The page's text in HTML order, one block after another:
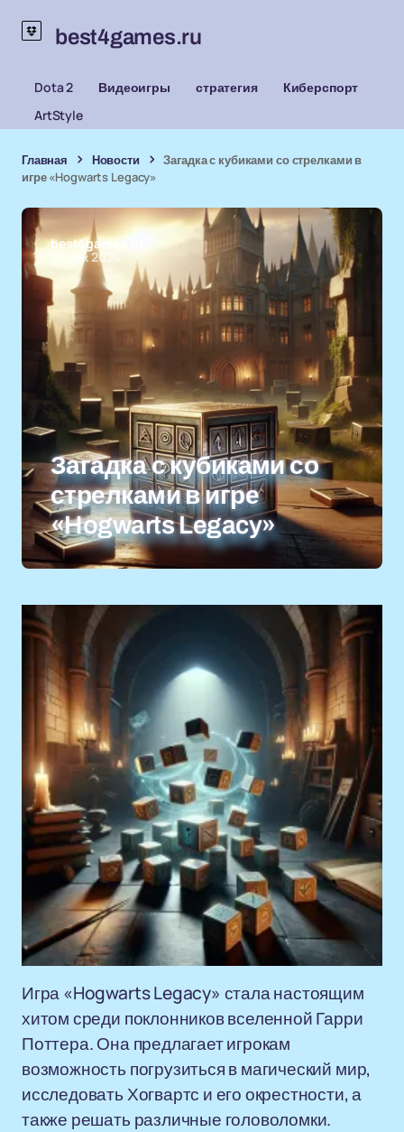
best4games.ru
Dota 2 Видеоигры стратегия
Киберспорт
ArtStyle
Главная Новости
Загадка с кубиками со стрелками в
игре «Hogwarts Legacy»
best4games.ru
23 дек 2024
Загадка с кубиками со
стрелками в игре
«Hogwarts Legacy»
Игра «Hogwarts Legacy» стала настоящим
хитом среди поклонников вселенной Гарри
Поттера. Она предлагает игрокам
возможность погрузиться в магический мир,
исследовать Хогвартс и его окрестности, а
также решать различные головоломки.